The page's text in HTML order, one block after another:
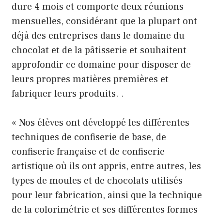
dure 4 mois et comporte deux réunions
mensuelles, considérant que la plupart ont
déjà des entreprises dans le domaine du
chocolat et de la pâtisserie et souhaitent
approfondir ce domaine pour disposer de
leurs propres matières premières et
fabriquer leurs produits. .
« Nos élèves ont développé les différentes
techniques de confiserie de base, de
confiserie française et de confiserie
artistique où ils ont appris, entre autres, les
types de moules et de chocolats utilisés
pour leur fabrication, ainsi que la technique
de la colorimétrie et ses différentes formes